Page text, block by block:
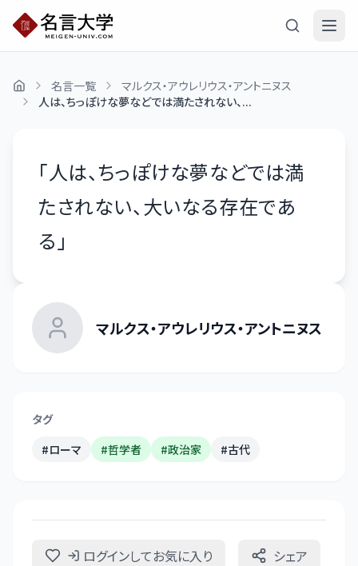
名言一覧
マルクス・アウレリウス・アントニヌス
人は、ちっぽけな夢などでは満たされない、...
「人は、ちっぽけな夢などでは満
たされない、大いなる存在であ
る 」
マルクス・アウレリウス・アントニヌス
タグ
#ローマ #哲学者 #政治家 #古代
ログインしてお気に入り シェア